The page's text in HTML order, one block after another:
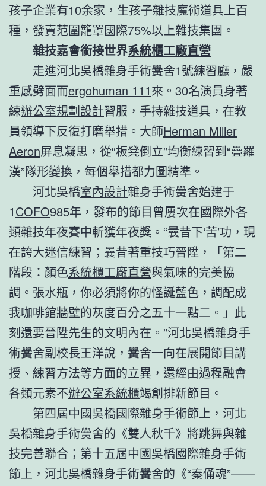
孩子企業有10余家，生孩子雜技魔術道具上百
種，發賣范圍籠罩國際75%以上雜技集團。
雜技嘉會銜接世界系統櫃工廠直營
走進河北吳橋雜身手術黌舍1號練習廳，嚴
重感劈面而ergohuman 111來。30名演員身著
練辦公室規劃設計習服，手持雜技道具，在教
員領導下反復打磨舉措。大師Herman Miller
Aeron屏息凝思，從“板凳倒立”均衡練習到“疊羅
漢”隊形變換，每個舉措都力圖精準。
河北吳橋室內設計雜身手術黌舍始建于
1COFO985年，發布的節目曾屢次在國際外各
類雜技年夜賽中斬獲年夜獎。“曩昔下‘苦’功，現
在誇大迷信練習；曩昔著重技巧晉陞，「第二
階段：顏色系統櫃工廠直營與氣味的完美協
調。張水瓶，你必須將你的怪誕藍色，調配成
我咖啡館牆壁的灰度百分之五十一點二。」此
刻還要晉陞先生的文明內在。”河北吳橋雜身手
術黌舍副校長王洋說，黌舍一向在展開節目講
授、練習方法等方面的立異，還經由過程融會
各類元素不辦公室系統櫃竭創排新節目。
第四屆中國吳橋國際雜身手術節上，河北
吳橋雜身手術黌舍的《雙人秋千》將跳舞與雜
技完善聯合；第十五屆中國吳橋國際雜身手術
節上，河北吳橋雜身手術黌舍的《“秦俑魂”——